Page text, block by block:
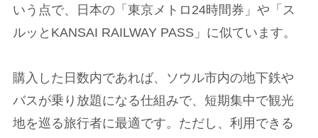
いう点で、日本の「東京メトロ24時間券」や「ス
ルッとKANSAI RAILWAY PASS」に似ています。
購入した日数内であれば、ソウル市内の地下鉄や
バスが乗り放題になる仕組みで、短期集中で観光
地を巡る旅行者に最適です。ただし、利用できる